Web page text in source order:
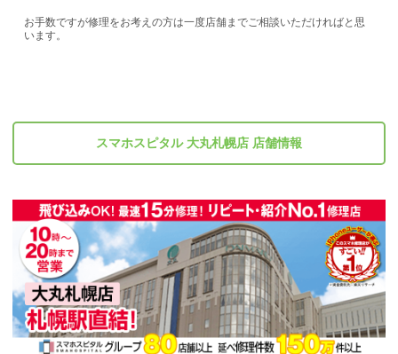
お手数ですが修理をお考えの方は一度店舗までご相談いただければと思
います。
スマホスピタル 大丸札幌店 店舗情報